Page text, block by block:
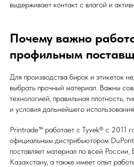
выдерживает контакт с влагой и
Почему важно
профильным
Для производства бирок и этикеток
выбрать прочный материал. Важны
технологией, правильная плотность,
и условия дальнейшего использования.
Printrade™ работает с Tyvek® с 2011
официальным дистрибьютором
поставляет материал по всей России,
Казахстану, а также имеет опыт